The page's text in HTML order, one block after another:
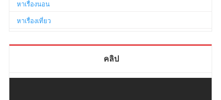
หาเรื่องนอน
หาเรื่องเที่ยว
คลิป